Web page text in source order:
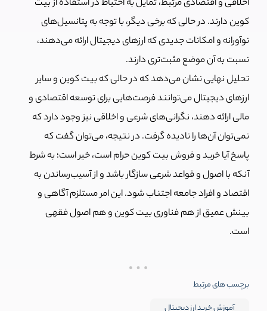
اخلاقی و اقتصادی مرتبط، تمایل به احتیاط در استفاده از بیت
کوین دارند. در حالی که برخی دیگر، با توجه به پتانسیل‌های
نوآورانه و امکانات جدیدی که ارزهای دیجیتال ارائه می‌دهند،
نسبت به آن موضع مثبت‌تری دارند.
تحلیل نهایی نشان می‌دهد که در حالی که بیت کوین و سایر
ارزهای دیجیتال می‌توانند فرصت‌هایی برای توسعه اقتصادی و
مالی ارائه دهند، نگرانی‌های شرعی و اخلاقی نیز وجود دارد که
نمی‌توان آن‌ها را نادیده گرفت. در نتیجه، می‌توان گفت که
پاسخ آیا خرید و فروش بیت کوین حرام است، خیر است؛ به شرط
آنکه با اصول و قواعد شرعی سازگار باشد و از آسیب‌رساندن به
اقتصاد و افراد جامعه اجتناب شود. این امر مستلزم آگاهی و
بینش عمیق از هم فناوری بیت کوین و هم اصول فقهی
است.
برچسب های مرتبط
آموزش خرید ارز دیجیتال